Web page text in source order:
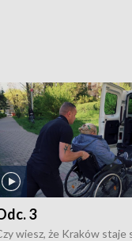
3
wiesz, że Kraków staje